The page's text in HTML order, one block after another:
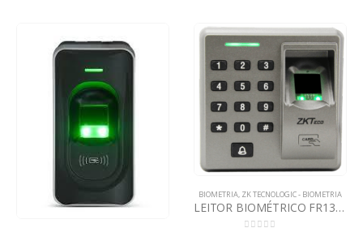
BIOMETRIA, ZK TECNOLOGIC - BIOMETRIA
LEITOR BIOMÉTRICO FR1300